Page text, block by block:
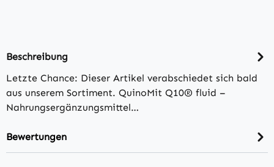
Beschreibung
Letzte Chance: Dieser Artikel verabschiedet sich bald
aus unserem Sortiment. QuinoMit Q10® fluid –
Nahrungsergänzungsmittel…
Bewertungen